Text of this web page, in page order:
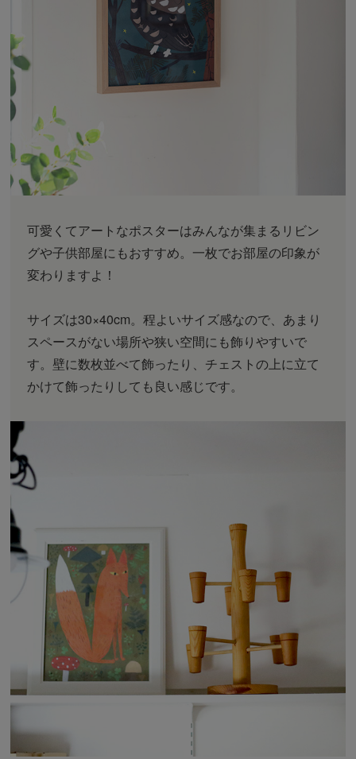
可愛くてアートなポスターはみんなが集まるリビン
グや子供部屋にもおすすめ。一枚でお部屋の印象が
変わりますよ！
サイズは30×40cm。程よいサイズ感なので、あまり
スペースがない場所や狭い空間にも飾りやすいで
す。壁に数枚並べて飾ったり、チェストの上に立て
かけて飾ったりしても良い感じです。